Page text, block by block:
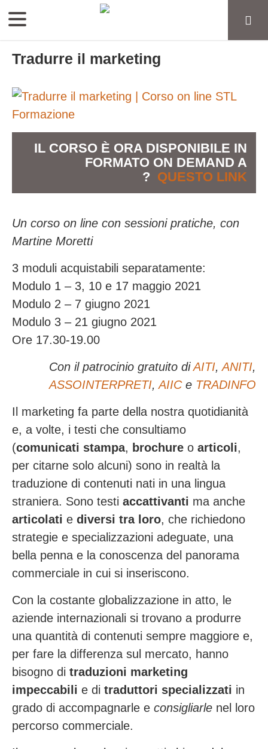
Tradurre il marketing
IL CORSO È ORA DISPONIBILE IN
FORMATO ON DEMAND A
? QUESTO LINK
Un corso on line con sessioni pratiche, con
Martine Moretti
3 moduli acquistabili separatamente:
Modulo 1 – 3, 10 e 17 maggio 2021
Modulo 2 – 7 giugno 2021
Modulo 3 – 21 giugno 2021
Ore 17.30-19.00
Con il patrocinio gratuito diAITI,ANITI,
ASSOINTERPRETI,AIICe TRADINFO
Il marketing fa parte della nostra quotidianità
e, a volte, i testi che consultiamo
(comunicati stampa, brochure o articoli,
per citarne solo alcuni) sono in realtà la
traduzione di contenuti nati in una lingua
straniera. Sono testi accattivanti ma anche
articolati e diversi tra loro, che richiedono
strategie e specializzazioni adeguate, una
bella penna e la conoscenza del panorama
commerciale in cui si inseriscono.
Con la costante globalizzazione in atto, le
aziende internazionali si trovano a produrre
una quantità di contenuti sempre maggiore e,
per fare la differenza sul mercato, hanno
bisogno di traduzioni marketing
impeccabili e di traduttori specializzati in
grado di accompagnarle e consigliarle nel loro
percorso commerciale.